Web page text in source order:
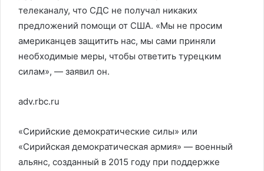
телеканалу, что СДС не получал никаких
предложений помощи от США. «Мы не просим
американцев защитить нас, мы сами приняли
необходимые меры, чтобы ответить турецким
силам», — заявил он.
adv.rbc.ru
«Сирийские демократические силы» или
«Сирийская демократическая армия» — военный
альянс, созданный в 2015 году при поддержке